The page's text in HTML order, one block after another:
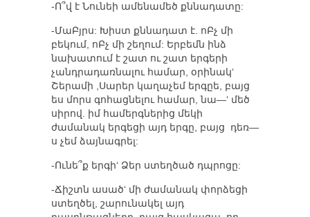
-Ո՞վ է Նունեի ամենամեծ քննադատը:
-ՄաԲյրս: Խիստ քննադատ է. ոԲչ մի
բեկում, ոԲչ մի շեղում: Երբեմն ինձ
նախատում է շատ ու շատ երգերի
չանդրադառնալու համար, օրինակ‘
Շերամի ,Սարեր կաղաչեմ երգըե, բայց
ես մորս գոհացնելու համար, նա—‘ մեծ
սիրով. իմ համերգներից մեկի
ժամանակ երգեցի այդ երգը, բայց դեռ—
ս չեմ ձայնագրել:
-Ունե՞ք երգի‘ Ձեր ստեղծած դպրոցը:
-Ճիշտն ասած‘ մի ժամանակ փորձեցի
ստեղծել, շարունակել այդ